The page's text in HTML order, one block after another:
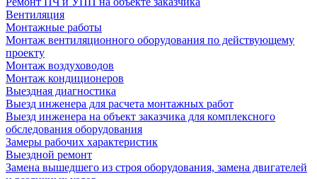
Вентиляция
Монтажные работы
Монтаж вентиляционного оборудования по действующему
проекту
Монтаж воздуховодов
Монтаж кондиционеров
Выездная диагностика
Выезд инженера для расчета монтажных работ
Выезд инженера на объект заказчика для комплексного
обследования оборудования
Замеры рабочих характеристик
Выездной ремонт
Замена вышедшего из строя оборудования, замена двигателей